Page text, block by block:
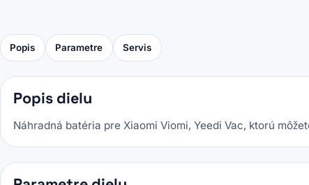
Popis Parametre Servis
Popis dielu
Náhradná batéria pre Xiaomi Viomi, Yeedi Vac, ktorú